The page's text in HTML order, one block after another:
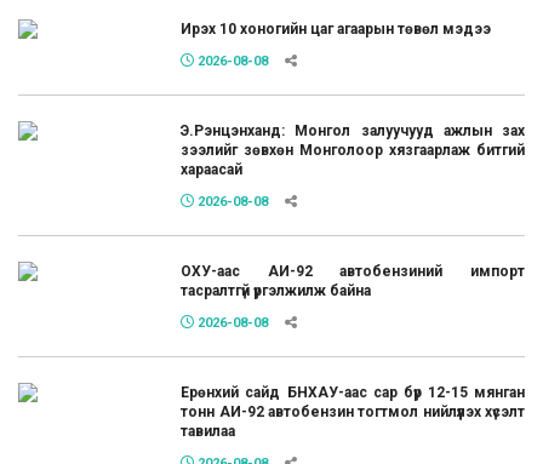
Ирэх 10 хоногийн цаг агаарын төвөл мэдээ
2026-08-08
Э.Рэнцэнханд: Монгол залуучууд ажлын зах
зээлийг зөвхөн Монголоор хязгаарлаж битгий
хараасай
2026-08-08
ОХУ-аас АИ-92 автобензиний импорт
тасралтгүй үргэлжилж байна
2026-08-08
Ерөнхий сайд БНХАУ-аас сар бүр 12-15 мянган
тонн АИ-92 автобензин тогтмол нийлүүлэх хүсэлт
тавилаа